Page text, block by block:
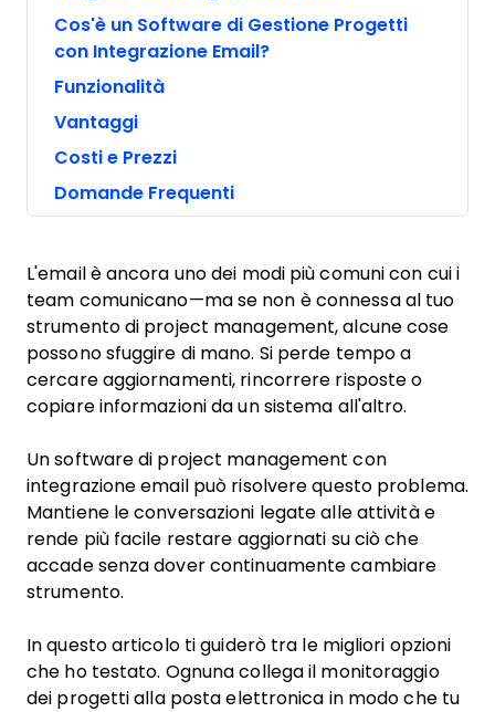
Cos'è un Software di Gestione Progetti
con Integrazione Email?
Funzionalità
Vantaggi
Costi e Prezzi
Domande Frequenti
L'email è ancora uno dei modi più comuni con cui i
team comunicano—ma se non è connessa al tuo
strumento di project management, alcune cose
possono sfuggire di mano. Si perde tempo a
cercare aggiornamenti, rincorrere risposte o
copiare informazioni da un sistema all'altro.
Un software di project management con
integrazione email può risolvere questo problema.
Mantiene le conversazioni legate alle attività e
rende più facile restare aggiornati su ciò che
accade senza dover continuamente cambiare
strumento.
In questo articolo ti guiderò tra le migliori opzioni
che ho testato. Ognuna collega il monitoraggio
dei progetti alla posta elettronica in modo che tu